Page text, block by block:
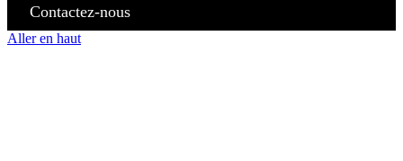
Contactez-nous
Aller en haut